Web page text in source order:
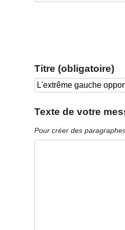
Titre (obligatoire)
Texte de votre
Pour créer des